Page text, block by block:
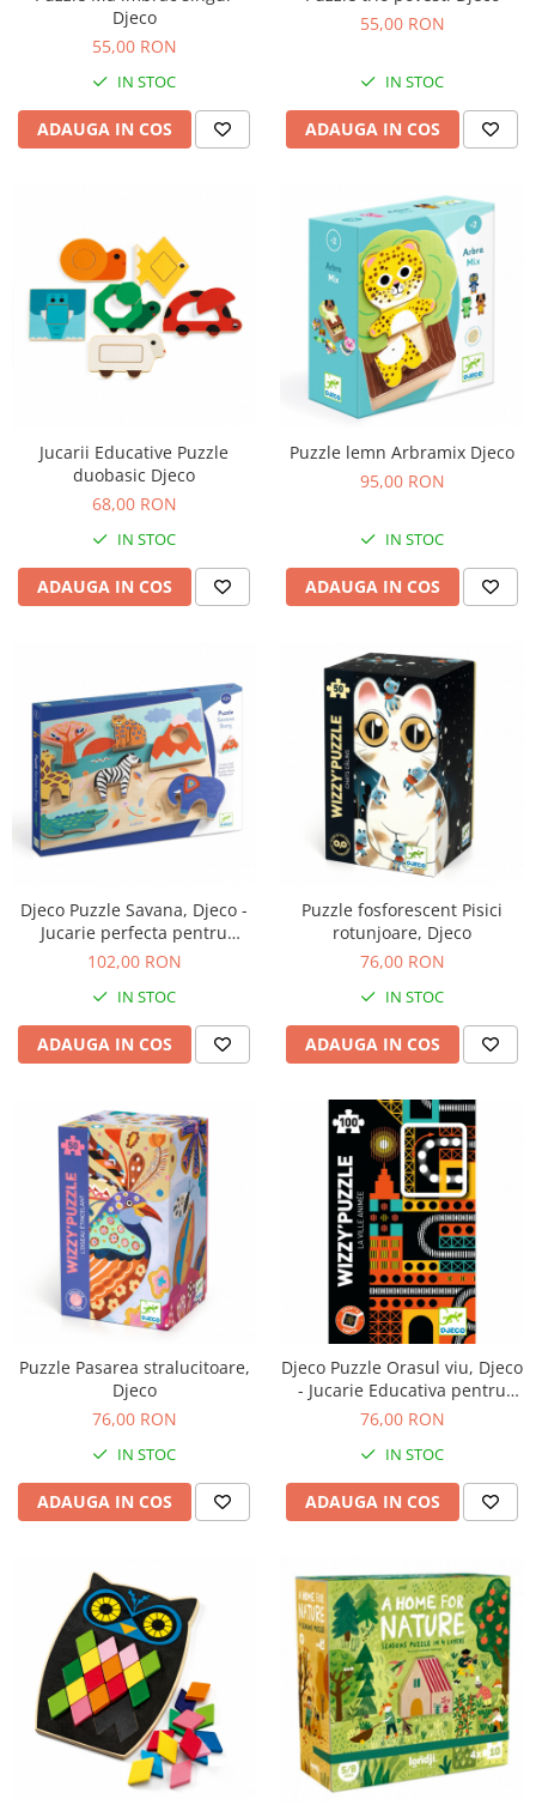
Figurine plus
Jucarii Montessori
Nevoi speciale si sindrom Down
Seturi Numberblocks
Jucarii de motricitate
Jucarii fructe si legume
Puzzle-uri
Puzzle clasic
Puzzle de podea
IQ puzzle
Jucarii bebelusi
Jucarii de baie
Zornaitoare
Jucarii dentitie
Saltele de activitati pentru bebe
Jucarii de sortat
Jucarii muzicale bebelusi
Puzzle bebelusi
Djeco
55,00 RON
IN STOC
ADAUGA IN COS
55,00 RON
IN STOC
ADAUGA IN COS
Jucarii Educative Puzzle
duobasic Djeco
68,00 RON
IN STOC
ADAUGA IN COS
Puzzle lemn Arbramix Djeco
95,00 RON
IN STOC
ADAUGA IN COS
Djeco Puzzle Savana, Djeco -
Jucarie perfecta pentru
dezvoltarea copiilor
102,00 RON
IN STOC
ADAUGA IN COS
Puzzle fosforescent Pisici
rotunjoare, Djeco
76,00 RON
IN STOC
ADAUGA IN COS
Puzzle Pasarea stralucitoare,
Djeco
76,00 RON
IN STOC
ADAUGA IN COS
Djeco Puzzle Orasul viu, Djeco
- Jucarie Educativa pentru
Copii
76,00 RON
IN STOC
ADAUGA IN COS